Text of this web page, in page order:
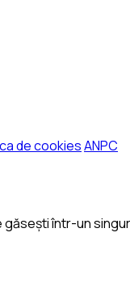
de cookiesANPC
găsești într-un